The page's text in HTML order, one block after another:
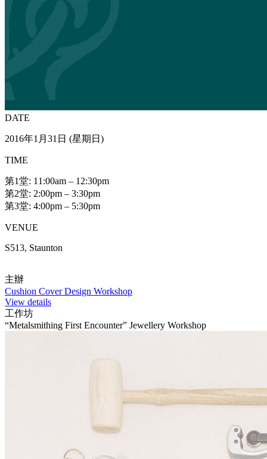
DATE
2016年1月31日 (星期日)
TIME
第1堂: 11:00am – 12:30pm
第2堂: 2:00pm – 3:30pm
第3堂: 4:00pm – 5:30pm
VENUE
S513, Staunton
主辦
Cushion Cover Design Workshop
View details
工作坊
“Metalsmithing First Encounter” Jewellery Workshop